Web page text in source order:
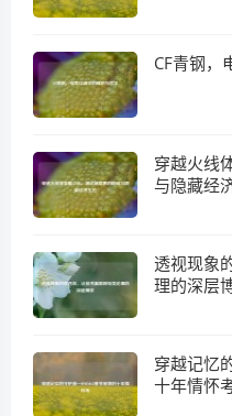
CF青钢，
穿越火线
与隐藏经
透视现象
理的深层
穿越记忆
十年情怀